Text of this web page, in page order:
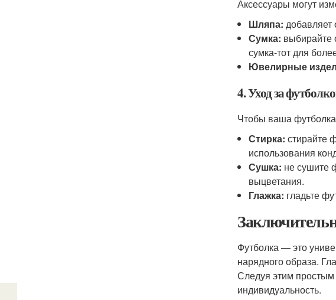
Аксессуары могут
Шляпа: добавляет
Сумка: выбирайте
сумка-тот для
Ювелирные
4. Уход за
Чтобы ваша
Стирка: стирайте
использования
Сушка: не сушите
выцветания.
Глажка: гладьте
Футболка — это
нарядного образа.
Следуя этим
индивидуальность.